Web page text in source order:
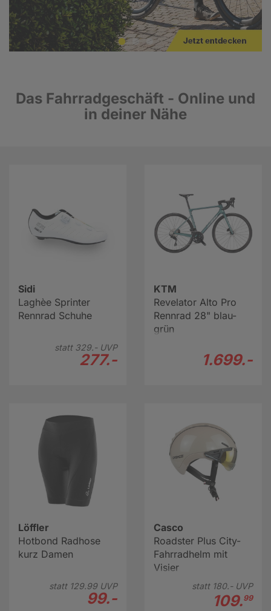
Das Fahrradgeschäft - Online und
in deiner Nähe
Sidi
Laghèe Sprinter
Rennrad Schuhe
statt 329.-UVP
277.-
KTM
Revelator Alto Pro
Rennrad 28" blau-
grün
1.699.-
Löffler
Hotbond Radhose
kurz Damen
statt 129.99UVP
99.-
Casco
Roadster Plus City-
Fahrradhelm mit
Visier
statt 180.-UVP
109.99